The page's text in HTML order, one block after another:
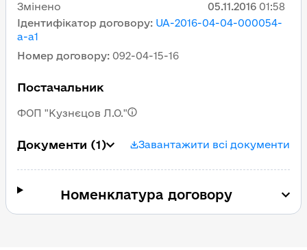
Ідентифікатор договору: UA-2016-04-04-000054-
a-a1
Номер договору: 092-04-15-16
Постачальник
ФОП "Кузнєцов Л.О."
Документи (1) Завантажити всі документи
Змінено
05.11.2016 01:58
Номенклатура договору